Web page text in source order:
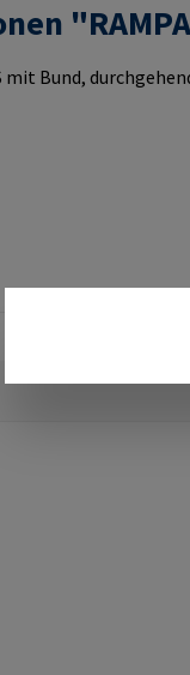
"RAMPA
mit Bund,